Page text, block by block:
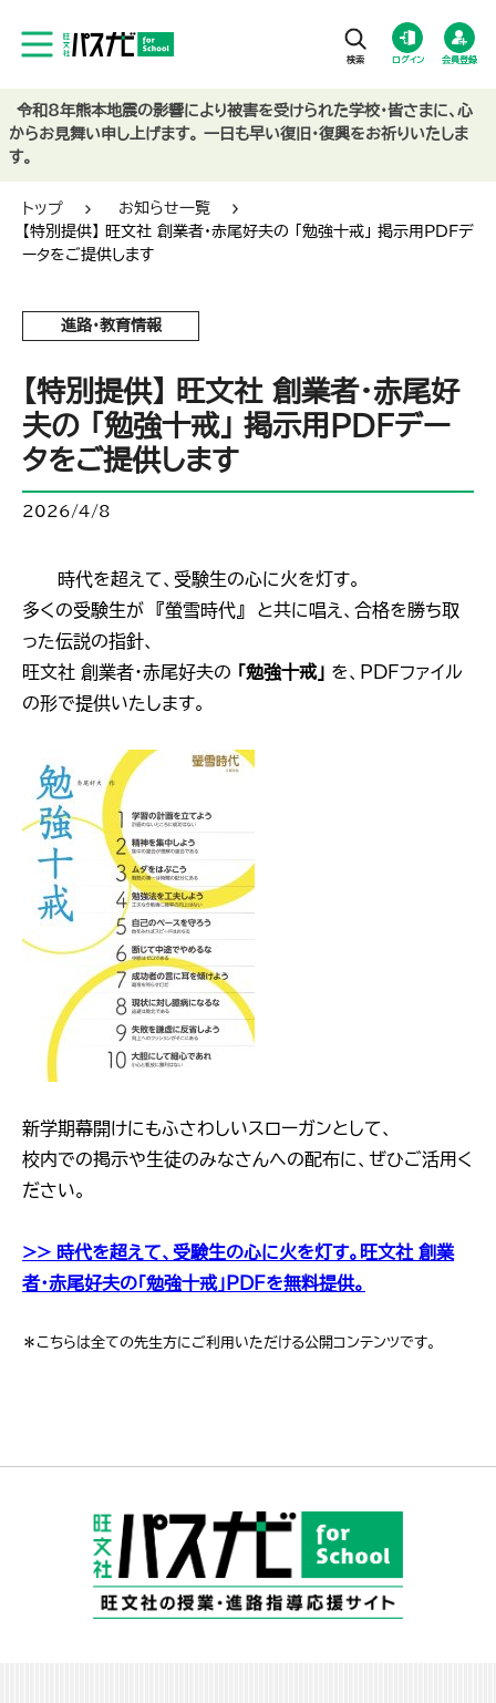
ログイン 会員登録
トップ
お知らせ一覧
【特別提供】 旺文社 創業者・赤尾好夫の 「勉強十戒」 掲示用PDFデ
ータをご提供します
進路・教育情報
【特別提供】 旺文社 創業者・赤尾好
夫の 「勉強十戒」 掲示用PDFデー
タをご提供します
2026/4/8
――時代を超えて、受験生の心に火を灯す。
多くの受験生が 『螢雪時代』 と共に唱え、合格を勝ち取
った伝説の指針、
旺文社 創業者・赤尾好夫の
「勉強十戒」 を、PDFファイル
の形で提供いたします。
新学期幕開けにもふさわしいスローガンとして、
校内での掲示や生徒のみなさんへの配布に、ぜひご活用く
ださい。
>> 時代を超えて、受験生の心に火を灯す。旺文社 創業
者・赤尾好夫の「勉強十戒」PDFを無料提供。
＊こちらは全ての先生方にご利用いただける公開コンテンツです。
令和8年熊本地震の影響により被害を受けられた学校・皆さまに、心
からお見舞い申し上げます。 一日も早い復旧・復興をお祈りいたしま
す。